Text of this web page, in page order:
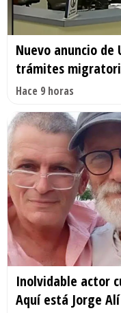
Nuevo anuncio de
trámites
Hace 9 horas
Inolvidable actor
Aquí está Jorge Alí